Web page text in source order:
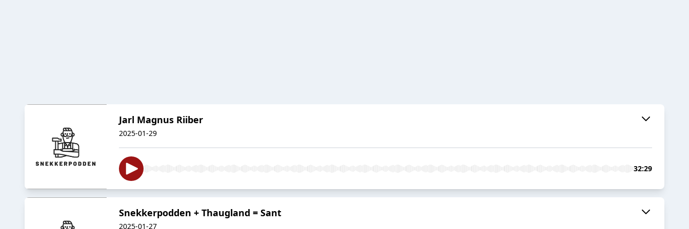
Jarl Magnus Riiber
2025-01-29
32:29
Snekkerpodden + Thaugland = Sant
2025-01-27